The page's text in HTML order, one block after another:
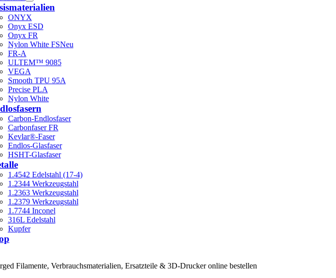
ONYX
Onyx ESD
Onyx FR
Nylon White FSNeu
FR-A
ULTEM™ 9085
VEGA
Smooth TPU 95A
Precise PLA
Nylon White
Carbon-Endlosfaser
Carbonfaser FR
Kevlar®-Faser
Endlos-Glasfaser
HSHT-Glasfaser
1.4542 Edelstahl (17-4)
1.2344 Werkzeugstahl
1.2363 Werkzeugstahl
1.2379 Werkzeugstahl
1.7744 Inconel
316L Edelstahl
Kupfer
Filamente, Verbrauchsmaterialien, Ersatzteile & 3D-Drucker online bestellen